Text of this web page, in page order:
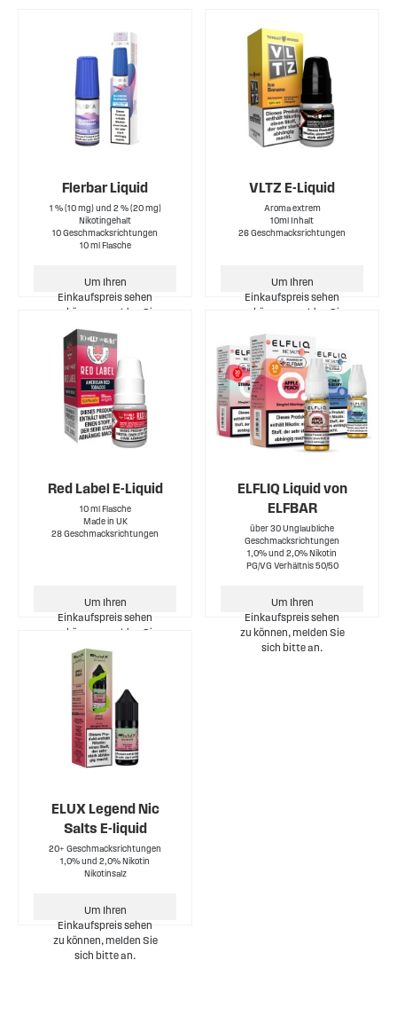
Flerbar Liquid
1 % (10 mg) und 2 % (20 mg)
Nikotingehalt
10 Geschmacksrichtungen
10 ml Flasche
Um Ihren
Einkaufspreis sehen
zu können, melden Sie
sich bitte an.
VLTZ E-Liquid
Aroma extrem
10ml Inhalt
26 Geschmacksrichtungen
Um Ihren
Einkaufspreis sehen
zu können, melden Sie
Red Label E-Liquid
10 ml Flasche
Made in UK
28 Geschmacksrichtungen
Um Ihren
Einkaufspreis sehen
zu können, melden Sie
sich bitte an.
ELFLIQ Liquid von
ELFBAR
über 30 Unglaubliche
Geschmacksrichtungen
1,0% und 2,0% Nikotin
PG/VG Verhältnis 50/50
Um Ihren
Einkaufspreis sehen
zu können, melden Sie
sich bitte an.
ELUX Legend Nic
Salts E-liquid
20+ Geschmacksrichtungen
1,0% und 2,0% Nikotin
Nikotinsalz
Um Ihren
Einkaufspreis sehen
zu können, melden Sie
sich bitte an.